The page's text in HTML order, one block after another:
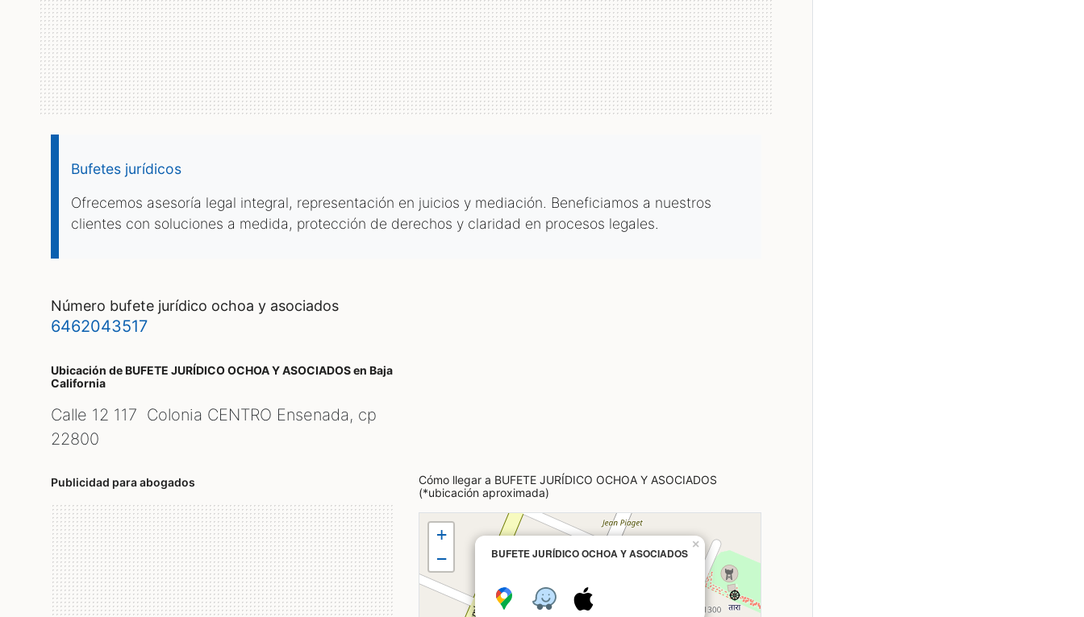
Bufetes jurídicos
Ofrecemos asesoría legal integral, representación en juicios y mediación. Beneficiamos a nuestros
clientes con soluciones a medida, protección de derechos y claridad en procesos legales.
número bufete jurídico ochoa y asociados
6462043517
Ubicación de BUFETE JURÍDICO OCHOA Y ASOCIADOSen Baja
California
Calle 12 117 Colonia CENTRO Ensenada, cp
22800
Publicidad para abogados
Cómo llegar a BUFETE JURÍDICO OCHOA Y ASOCIADOS
(*ubicación aproximada)
BUFETE JURÍDICO OCHOA Y ASOCIADOS
×
+
−